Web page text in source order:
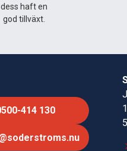
dess haft en
god tillväxt.
414 130